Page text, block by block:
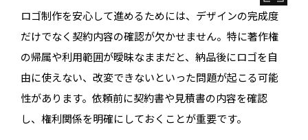
ロゴ制作を安心して進めるためには、デザインの完成度
だけでなく契約内容の確認が欠かせません。特に著作権
の帰属や利用範囲が曖昧なままだと、納品後にロゴを自
由に使えない、改変できないといった問題が起こる可能
性があります。依頼前に契約書や見積書の内容を確認
し、権利関係を明確にしておくことが重要です。